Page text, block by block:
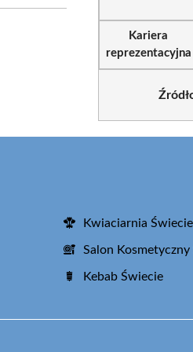
Kariera
reprezentacyjna
Kwiaciarnia Świecie
Salon Kosmetyczny
Kebab Świecie